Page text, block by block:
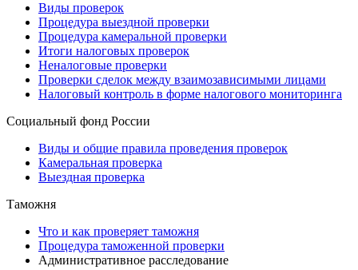
Виды проверок
Процедура выездной проверки
Процедура камеральной проверки
Итоги налоговых проверок
Неналоговые проверки
Проверки сделок между взаимозависимыми лицами
Налоговый контроль в форме налогового мониторинга
Социальный фонд России
Виды и общие правила проведения проверок
Камеральная проверка
Выездная проверка
Таможня
Что и как проверяет таможня
Процедура таможенной проверки
Административное расследование